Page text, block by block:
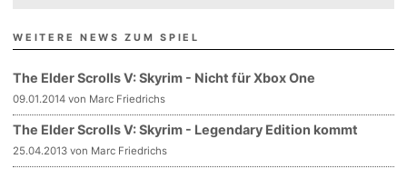
WEITERE NEWS ZUM SPIEL
The Elder Scrolls V: Skyrim - Nicht für Xbox One
09.01.2014 von Marc Friedrichs
The Elder Scrolls V: Skyrim - Legendary Edition kommt
25.04.2013 von Marc Friedrichs